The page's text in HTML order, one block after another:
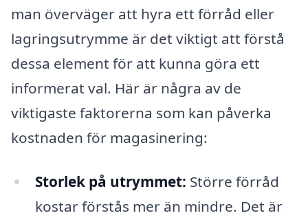
man överväger att hyra ett förråd eller
lagringsutrymme är det viktigt att förstå
dessa element för att kunna göra ett
informerat val. Här är några av de
viktigaste faktorerna som kan påverka
kostnaden för magasinering:
Storlek på utrymmet: Större förråd
kostar förstås mer än mindre. Det är